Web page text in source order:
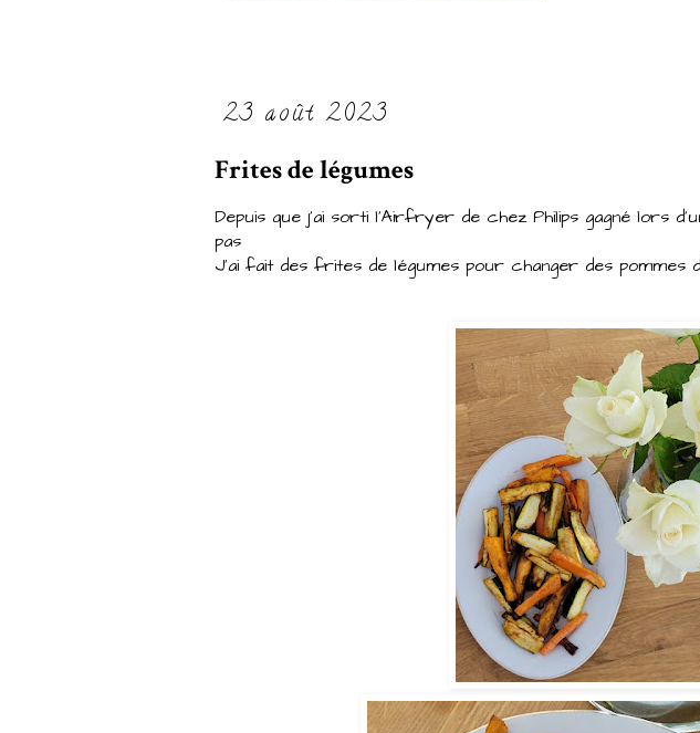
23 août 2023
Frites de légumes
Depuis que j'ai sorti l'Airfryer de chez Philips gagné lors
pas
J'ai fait des frites de légumes pour changer des pommes